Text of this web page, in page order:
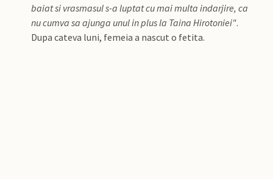
baiat si vrasmasul s-a luptat cu mai multa indarjire, ca
nu cumva sa ajunga unul in plus la Taina Hirotoniei".
Dupa cateva luni, femeia a nascut o fetita.